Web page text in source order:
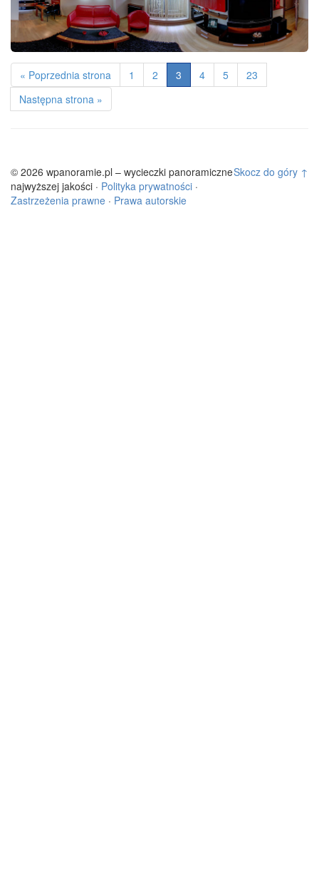
« Poprzednia strona 1 2 3 4 5
23
Następna strona »
Skocz do góry ↑
© 2026 wpanoramie.pl – wycieczki panoramiczne
najwyższej jakości · Polityka prywatności ·
Zastrzeżenia prawne · Prawa autorskie